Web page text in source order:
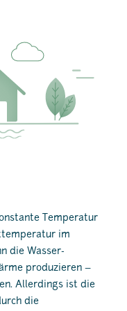
Temperatur
im
die Wasser-
produzieren –
Allerdings ist die
die